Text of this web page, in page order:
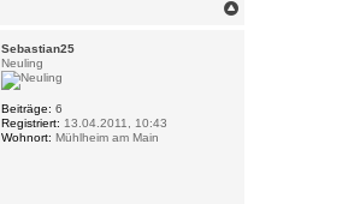
Sebastian25
Neuling
Beiträge: 6
Registriert: 13.04.2011, 10:43
Wohnort: Mühlheim am Main